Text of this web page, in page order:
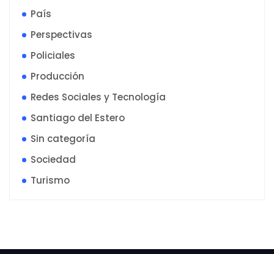
País
Perspectivas
Policiales
Producción
Redes Sociales y Tecnología
Santiago del Estero
Sin categoría
Sociedad
Turismo